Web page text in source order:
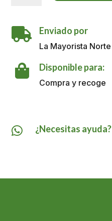
3.125L
cantidad
 Enviado por
La Mayorista Norte
 Disponible para:
Compra y recoge
 ¿Necesitas ayuda?